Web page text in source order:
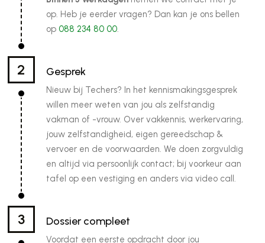
opdracht.
Wat vragen wij
Geldige KvK-inschrijving
Passende aansprakelijkheidsverzekering (AVB).
Aantoonbare ervaring als zzp loodgieter.
Ervaring met sanitair installaties, leidingwerk en
afmontage.
Technische tekeningen zelfstandig kunnen lezen.
Zelfstandig en nauwkeurig kunnen werken.
Geldig VCA-certificaat.
Eigen vervoer en eigen gereedschap.
Ervaring binnen utiliteit, nieuwbouw en renovatie is
een pré.
Een afgeronde mbo-opleiding richting
op. Heb je eerder vragen? Dan kan je ons bellen
op 088 234 80 00.
2 Gesprek
Nieuw bij Techers? In het kennismakingsgesprek
willen meer weten van jou als zelfstandig
vakman of -vrouw. Over vakkennis, werkervaring,
jouw zelfstandigheid, eigen gereedschap &
vervoer en de voorwaarden. We doen zorgvuldig
en altijd via persoonlijk contact; bij voorkeur aan
tafel op een vestiging en anders via video call.
3 Dossier compleet
Voordat een eerste opdracht door jou